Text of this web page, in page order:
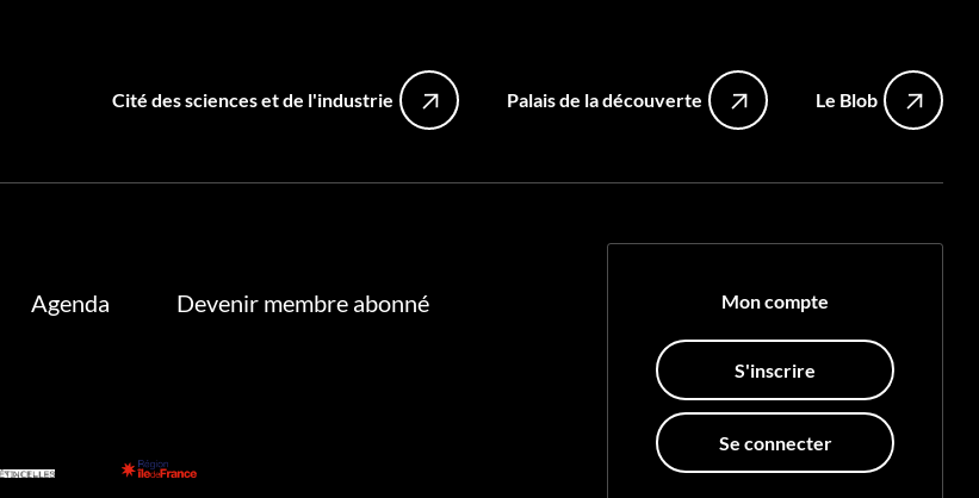
Cité des sciences et de l'industrie Palais de la découverte Le Blob
Mon compte
S'inscrire
Se connecter
Agenda Devenir membre abonné